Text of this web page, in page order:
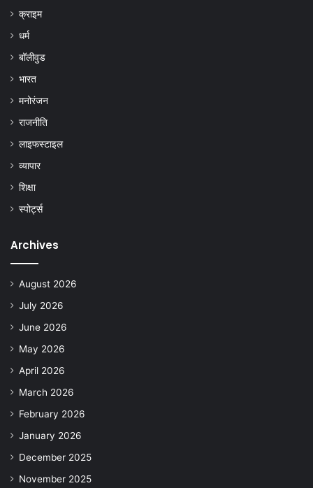
क्राइम
धर्म
बॉलीवुड
भारत
मनोरंजन
राजनीति
लाइफस्टाइल
व्यापार
शिक्षा
स्पोर्ट्स
Archives
August 2026
July 2026
June 2026
May 2026
April 2026
March 2026
February 2026
January 2026
December 2025
November 2025